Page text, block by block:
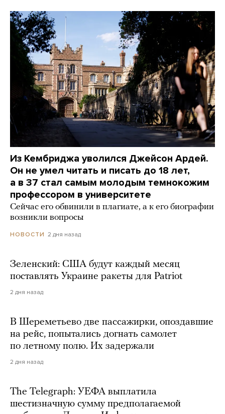
Из Кембриджа уволился Джейсон Ардей.
Он не умел читать и писать до 18 лет,
а в 37 стал самым молодым темнокожим
профессором в университете
Сейчас его обвинили в плагиате, а к его биографии
возникли вопросы
НОВОСТИ 2 дня назад
Зеленский: США будут каждый месяц
поставлять Украине ракеты для Patriot
2 дня назад
В Шереметьево две пассажирки, опоздавшие
на рейс, попытались догнать самолет
по летному полю. Их задержали
2 дня назад
The Telegraph: УЕФА выплатила
шестизначную сумму предполагаемой